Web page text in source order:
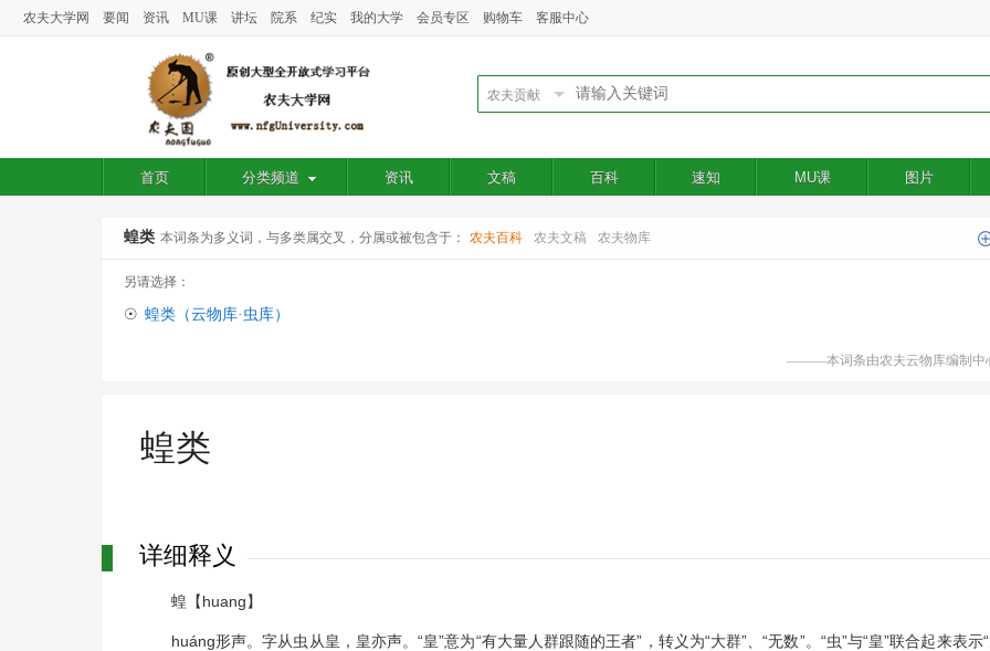
农夫大学网 要闻 资讯 MU课 讲坛 院系 纪实 我的大学 会员专区 购物车 客服中心
首页 分类频道 资讯 文稿 百科 速知 MU课 图片
蝗类 本词条为多义词，与多类属交叉，分属或被包含于： 农夫百科 农夫文稿 农夫物库
另请选择：
☉ 蝗类（云物库·虫库）
———本词条由农夫云物库编制中
蝗类
详细释义
蝗【huang】
huáng形声。字从虫从皇，皇亦声。“皇”意为“有大量人群跟随的王者”，转义为“大群”、“无数”。“虫”与“皇”联合起来表示